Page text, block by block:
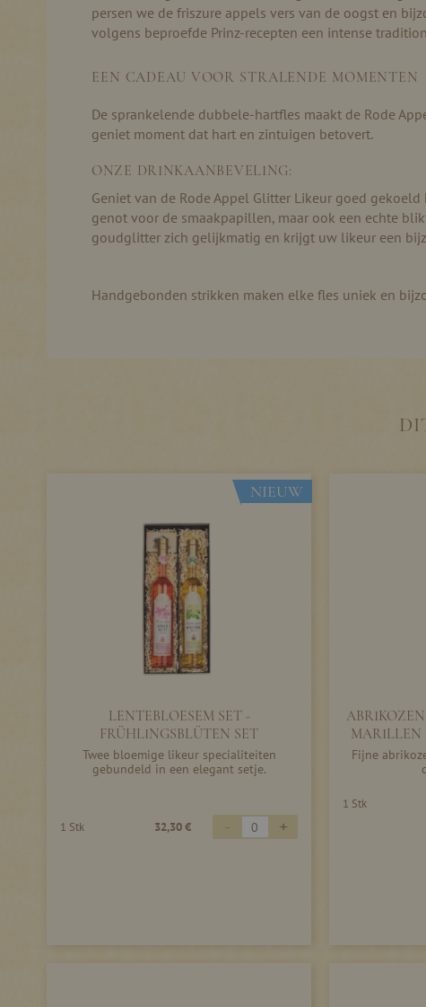
persen we de friszure appels vers van de oogst en
volgens beproefde Prinz-recepten een intense
EEN CADEAU VOOR STRALENDE MOMENTEN
De sprankelende dubbele-hartfles maakt de Rode
geniet moment dat hart en zintuigen betovert.
ONZE DRINKAANBEVELING:
Geniet van de Rode Appel Glitter Likeur goed
genot voor de smaakpapillen, maar ook een echte
goudglitter zich gelijkmatig en krijgt uw likeur een
Handgebonden strikken maken elke fles uniek en
NIEUW
LENTEBLOESEM SET -
FRÜHLINGSBLÜTEN SET
Twee bloemige likeur specialiteiten
gebundeld in een elegant setje.
1 Stk 32,30 € - +
MARILLEN
Fijne
1 Stk